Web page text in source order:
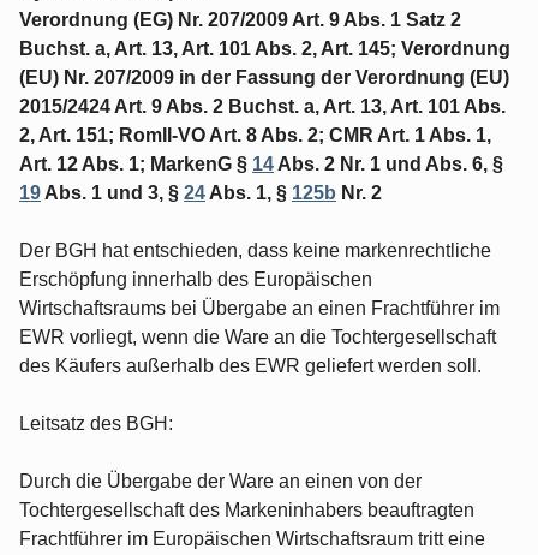
Verordnung (EG) Nr. 207/2009 Art. 9 Abs. 1 Satz 2
Buchst. a, Art. 13, Art. 101 Abs. 2, Art. 145; Verordnung
(EU) Nr. 207/2009 in der Fassung der Verordnung (EU)
2015/2424 Art. 9 Abs. 2 Buchst. a, Art. 13, Art. 101 Abs.
2, Art. 151; RomII-VO Art. 8 Abs. 2; CMR Art. 1 Abs. 1,
Art. 12 Abs. 1; MarkenG § 14 Abs. 2 Nr. 1 und Abs. 6, §
19 Abs. 1 und 3, § 24 Abs. 1, § 125b Nr. 2
Der BGH hat entschieden, dass keine markenrechtliche
Erschöpfung innerhalb des Europäischen
Wirtschaftsraums bei Übergabe an einen Frachtführer im
EWR vorliegt, wenn die Ware an die Tochtergesellschaft
des Käufers außerhalb des EWR geliefert werden soll.
Leitsatz des BGH:
Durch die Übergabe der Ware an einen von der
Tochtergesellschaft des Markeninhabers beauftragten
Frachtführer im Europäischen Wirtschaftsraum tritt eine